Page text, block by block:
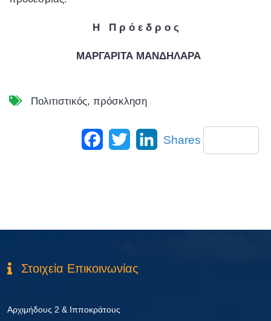
Η Π ρ ό ε δ ρ ο ς
ΜΑΡΓΑΡΙΤΑ ΜΑΝΔΗΛΑΡΑ
Πολιτιστικός,πρόσκληση
Facebook
Twitter LinkedIn
Shares
Στοιχεία Επικοινωνίας
Αρχιμήδους 2 & Ιπποκράτους